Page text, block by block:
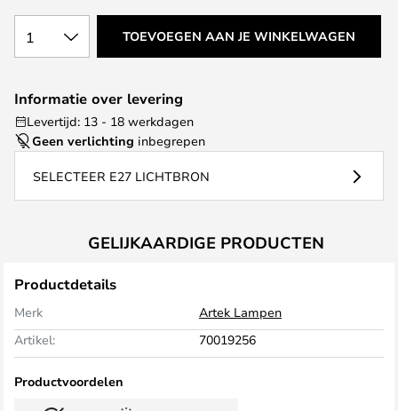
1 TOEVOEGEN AAN JE WINKELWAGEN
Informatie over levering
Levertijd: 13 - 18 werkdagen
Geen verlichting inbegrepen
SELECTEER E27 LICHTBRON
GELIJKAARDIGE PRODUCTEN
Productdetails
Merk
Artek Lampen
Artikel:
70019256
Productvoordelen